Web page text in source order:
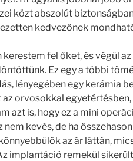
közt abszolút
kedvezőnek
fel őket, és végül
Ez egy a többi
lényegében egy kerámia
orvosokkal egyetértésben,
azt is, hogy ez a mini
kevés, de ha
az ár láttán,
implantáció remekül